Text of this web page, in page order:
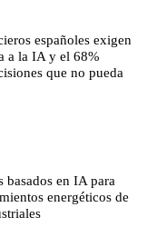
españoles exigen
a la IA y el 68%
que no pueda
basados en IA para
energéticos de